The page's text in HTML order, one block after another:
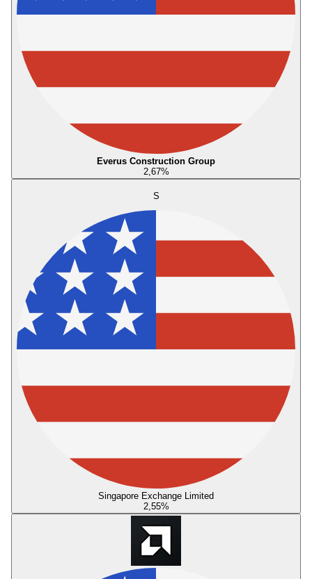
Everus Construction Group
2,67%
S
Singapore Exchange Limited
2,55%